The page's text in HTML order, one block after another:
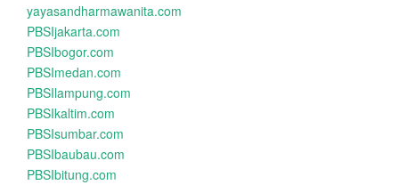
yayasandharmawanita.com
PBSIjakarta.com
PBSIbogor.com
PBSImedan.com
PBSIlampung.com
PBSIkaltim.com
PBSIsumbar.com
PBSIbaubau.com
PBSIbitung.com